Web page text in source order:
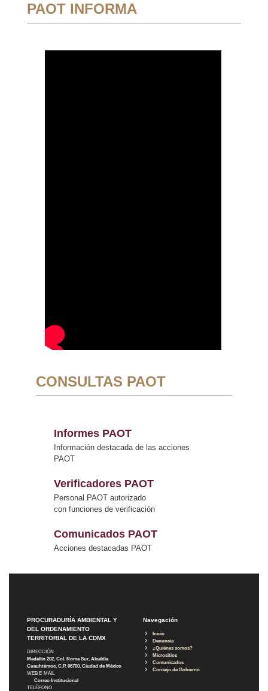
PAOT INFORMA
CONSULTAS PAOT
Informes PAOT
Información destacada de las acciones
PAOT
Verificadores PAOT
Personal PAOT autorizado
con funciones de verificación
Comunicados PAOT
Acciones destacadas PAOT
PROCURADURÍA AMBIENTAL Y
DEL ORDENAMIENTO
TERRITORIAL DE LA CDMX
DIRECCIÓN
Medellín 202, Col. Roma Sur, Alcaldía
Cuauhtémoc, C.P. 06700, Ciudad de México
WEB E-MAIL
Correo Institucional
TELÉFONO
Navegación
Inicio
Denuncia
¿Quiénes somos?
Micrositios
Comunicados
Consejo de Gobierno